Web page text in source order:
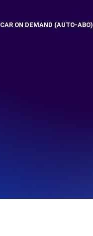
CAR ON DEMAND (AUTO-ABO)